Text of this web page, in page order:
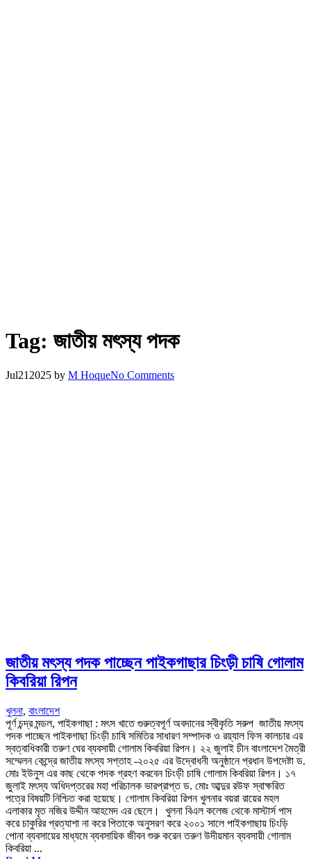
Tag: জাতীয় মৎস্য পদক
Jul21 2025 by M HoqueNo Comments
জাতীয় মৎস্য পদক পাচ্ছেন পাইকগাছার চিংড়ী চাষি গোলাম
কিবরিয়া রিপন
খুলনা, বাংলাদেশ
পূর্ণ চন্দ্র মন্ডল, পাইকগাছা : মৎস খাতে গুরুত্বপূর্ণ অবদানের স্বীকৃতি সরুপ জাতীয় মৎস্য
পদক পাচ্ছেন পাইকগাছা চিংড়ী চাষি সমিতির সাধারণ সম্পাদক ও রয়্যাল ফিস কালচার এর
স্বত্বাধিকারী তরুণ ঘের ব্যবসায়ী গোলাম কিবরিয়া রিপন। ২২ জুলাই চীন বাংলাদেশ মৈত্রী
সম্মেলন কেন্দ্রে জাতীয় মৎস্য সপ্তাহ -২০২৫ এর উদ্বোধনী অনুষ্ঠানে প্রধান উপদেষ্টা ড.
মোঃ ইউনুস এর কাছ থেকে পদক গ্রহণ করবেন চিংড়ী চাষি গোলাম কিবরিয়া রিপন। ১৭
জুলাই মৎস্য অধিদপ্তরের মহা পরিচালক ভারপ্রাপ্ত ড. মোঃ আব্দুর রউফ স্বাক্ষরিত
পত্রে বিষয়টি নিশ্চিত করা হয়েছে। গোলাম কিবরিয়া রিপন খুলনার বয়রা রায়ের মহল
এলাকার মৃত নজির উদ্দীন আহমেদ এর ছেলে। খুলনা বিএল কলেজ থেকে মাস্টার্স পাস
করে চাকুরির প্রত্যাশা না করে পিতাকে অনুসরণ করে ২০০১ সালে পাইকগাছায় চিংড়ি
পোনা ব্যবসায়ের মাধ্যমে ব্যবসায়িক জীবন শুরু করেন তরুণ উদীয়মান ব্যবসায়ী গোলাম
কিবরিয়া ...